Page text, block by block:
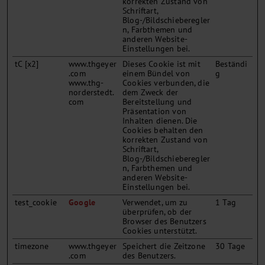
Schriftart,
Blog-/Bildschieberegler
n, Farbthemen und
anderen Website-
Einstellungen bei.
tC [x2]
www.thgeyer
.com
www.thg-
norderstedt.
com
Dieses Cookie ist mit
einem Bündel von
Cookies verbunden, die
dem Zweck der
Bereitstellung und
Präsentation von
Inhalten dienen. Die
Cookies behalten den
korrekten Zustand von
Schriftart,
Blog-/Bildschieberegler
n, Farbthemen und
anderen Website-
Einstellungen bei.
Beständi
g
test_cookie Google
Verwendet, um zu
überprüfen, ob der
Browser des Benutzers
Cookies unterstützt.
1 Tag
timezone
www.thgeyer
.com
Speichert die Zeitzone
des Benutzers.
30 Tage